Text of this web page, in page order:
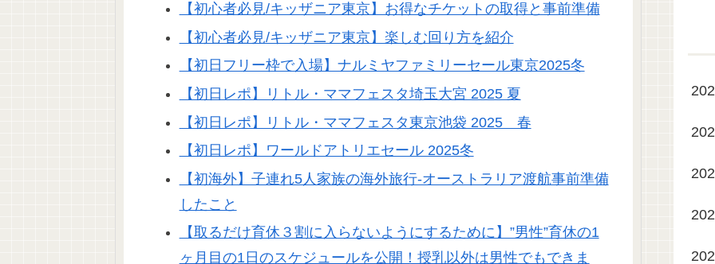
【初心者必見/キッザニア東京】お得なチケットの取得と事前準備
【初心者必見/キッザニア東京】楽しむ回り方を紹介
【初日フリー枠で入場】ナルミヤファミリーセール東京2025冬
【初日レポ】リトル・ママフェスタ埼玉大宮 2025 夏
【初日レポ】リトル・ママフェスタ東京池袋 2025 春
【初日レポ】ワールドアトリエセール 2025冬
【初海外】子連れ5人家族の海外旅行-オーストラリア渡航事前準備
したこと
【取るだけ育休３割に入らないようにするために】”男性”育休の1
ヶ月目の1日のスケジュールを公開！授乳以外は男性でもできま